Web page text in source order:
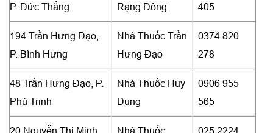
P. Đức Thắng
Rạng Đông
405
194 Trần Hưng Đạo,
P. Bình Hưng
Nhà Thuốc Trần
Hưng Đạo
0374 820
278
48 Trần Hưng Đạo, P.
Phú Trinh
Nhà Thuốc Huy
Dung
0906 955
565
20 Nguyễn Thị Minh
Nhà Thuốc
025 2224